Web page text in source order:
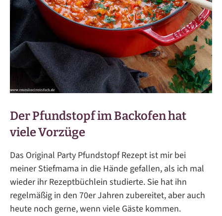
Der Pfundstopf im Backofen hat
viele Vorzüge
Das Original Party Pfundstopf Rezept ist mir bei
meiner Stiefmama in die Hände gefallen, als ich mal
wieder ihr Rezeptbüchlein studierte. Sie hat ihn
regelmäßig in den 70er Jahren zubereitet, aber auch
heute noch gerne, wenn viele Gäste kommen.